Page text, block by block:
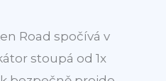
Road spočívá v
stoupá od 1x